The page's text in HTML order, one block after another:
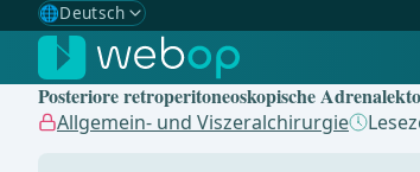
🌐Deutsch
Gewählte Sprache: Deutsch
🇩🇪 Deutsch ✓
🇬🇧English
Posteriore retroperitoneoskopische
Allgemein- und Viszeralchirurgie